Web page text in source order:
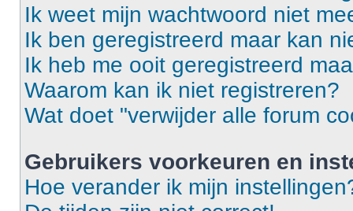
Ik weet mijn wachtwoord niet
Ik ben geregistreerd maar kan
Ik heb me ooit geregistreerd
Waarom kan ik niet registreren?
Wat doet "verwijder alle forum
Gebruikers voorkeuren en
Hoe verander ik mijn